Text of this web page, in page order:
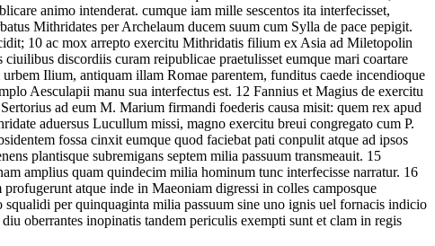
animo intenderat. cumque iam mille sescentos ita interfecisset,
Mithridates per Archelaum ducem suum cum Sylla de pace pepigit.
10 ac mox arrepto exercitu Mithridatis filium ex Asia ad Miletopolin
discordiis curam reipublicae praetulisset eumque mari coartare
Ilium, antiquam illam Romae parentem, funditus caede incendioque
Aesculapii manu sua interfectus est. 12 Fannius et Magius de exercitu
ad eum M. Marium firmandi foederis causa misit: quem rex apud
aduersus Lucullum missi, magno exercitu breui congregato cum P.
fossa cinxit eumque quod faciebat pati conpulit atque ad ipsos
plantisque subremigans septem milia passuum transmeauit. 15
amplius quam quindecim milia hominum tunc interfecisse narratur. 16
atque inde in Maeoniam digressi in colles camposque
per quinquaginta milia passuum sine uno ignis uel fornacis indicio
oberrantes inopinatis tandem periculis exempti sunt et clam in regis